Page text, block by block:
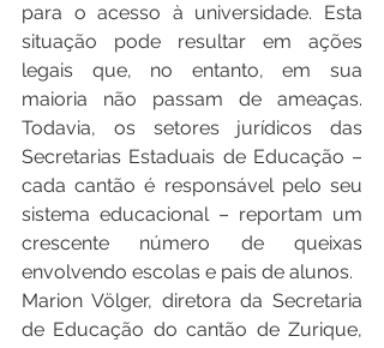
para o acesso à universidade. Esta
situação pode resultar em ações
legais que, no entanto, em sua
maioria não passam de ameaças.
Todavia, os setores jurídicos das
Secretarias Estaduais de Educação –
cada cantão é responsável pelo seu
sistema educacional – reportam um
crescente número de queixas
envolvendo escolas e pais de alunos.
Marion Völger, diretora da Secretaria
de Educação do cantão de Zurique,